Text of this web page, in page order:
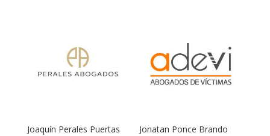
Joaquín Perales Puertas Jonatan Ponce Brando